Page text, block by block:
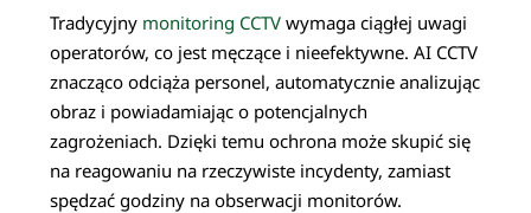
Tradycyjny monitoring CCTV wymaga ciągłej uwagi
operatorów, co jest męczące i nieefektywne. AI CCTV
znacząco odciąża personel, automatycznie analizując
obraz i powiadamiając o potencjalnych
zagrożeniach. Dzięki temu ochrona może skupić się
na reagowaniu na rzeczywiste incydenty, zamiast
spędzać godziny na obserwacji monitorów.